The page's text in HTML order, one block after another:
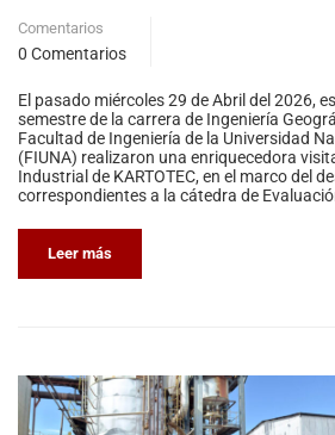
Comentarios
0 Comentarios
El pasado miércoles 29 de Abril del 2026,
semestre de la carrera de Ingeniería
Facultad de Ingeniería de la Universidad
(FIUNA) realizaron una enriquecedora
Industrial de KARTOTEC, en el marco del
correspondientes a la cátedra de
Leer más